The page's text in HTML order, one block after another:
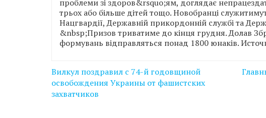
проблеми зі здоров&rsquo;ям, доглядає
трьох або більше дітей тощо. Новобранці
Нацгвардії, Державній прикордонній службі та
&nbsp;Призов триватиме до кінця грудня. Долав
формувань відправляться понад 1800 юнаків.
Навігація
записів
Вилкул поздравил с 74-й годовщиной
освобождения Украины от фашистских
захватчиков